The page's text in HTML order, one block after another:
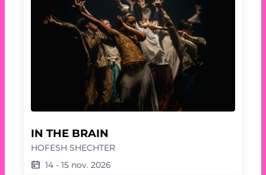
IN THE BRAIN
HOFESH SHECHTER
14 - 15 nov. 2026